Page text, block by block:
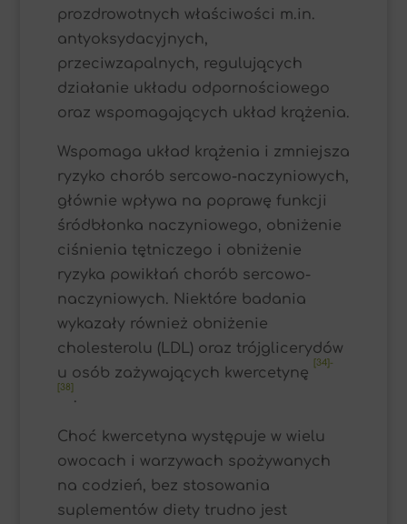
prozdrowotnych właściwości m.in.
antyoksydacyjnych,
przeciwzapalnych, regulujących
działanie układu odpornościowego
oraz wspomagających układ krążenia.
Wspomaga układ krążenia i zmniejsza
ryzyko chorób sercowo-naczyniowych,
głównie wpływa na poprawę funkcji
śródbłonka naczyniowego, obniżenie
ciśnienia tętniczego i obniżenie
ryzyka powikłań chorób sercowo-
naczyniowych. Niektóre badania
wykazały również obniżenie
cholesterolu (LDL) oraz trójglicerydów
u osób zażywających kwercetynę
[34]-
[38]
.
Choć kwercetyna występuje w wielu
owocach i warzywach spożywanych
na codzień, bez stosowania
suplementów diety trudno jest